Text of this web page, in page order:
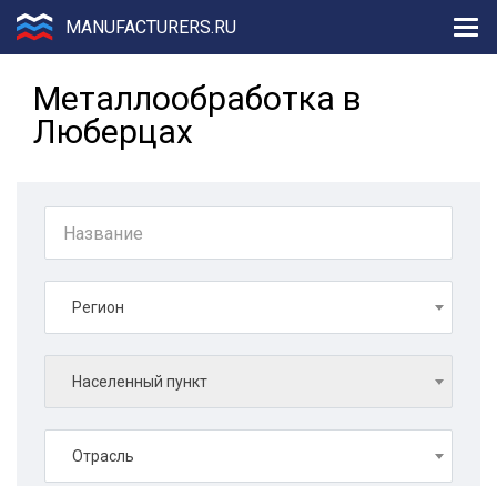
MANUFACTURERS.RU
Металлообработка в
Люберцах
Регион
Населенный пункт
Отрасль